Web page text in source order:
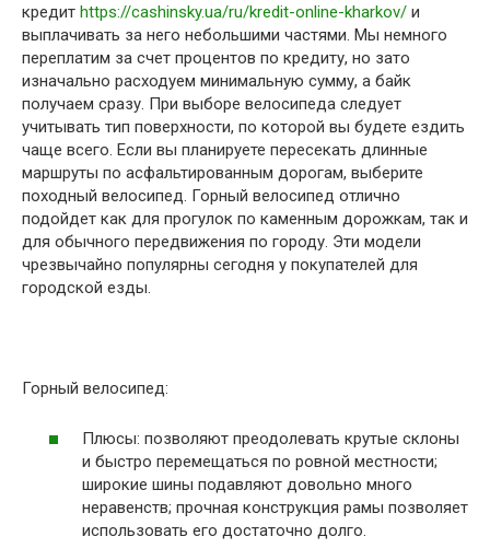
кредит https://cashinsky.ua/ru/kredit-online-kharkov/ и
выплачивать за него небольшими частями. Мы немного
переплатим за счет процентов по кредиту, но зато
изначально расходуем минимальную сумму, а байк
получаем сразу. При выборе велосипеда следует
учитывать тип поверхности, по которой вы будете ездить
чаще всего. Если вы планируете пересекать длинные
маршруты по асфальтированным дорогам, выберите
походный велосипед. Горный велосипед отлично
подойдет как для прогулок по каменным дорожкам, так и
для обычного передвижения по городу. Эти модели
чрезвычайно популярны сегодня у покупателей для
городской езды.
Горный велосипед:
Плюсы: позволяют преодолевать крутые склоны
и быстро перемещаться по ровной местности;
широкие шины подавляют довольно много
неравенств; прочная конструкция рамы позволяет
использовать его достаточно долго.